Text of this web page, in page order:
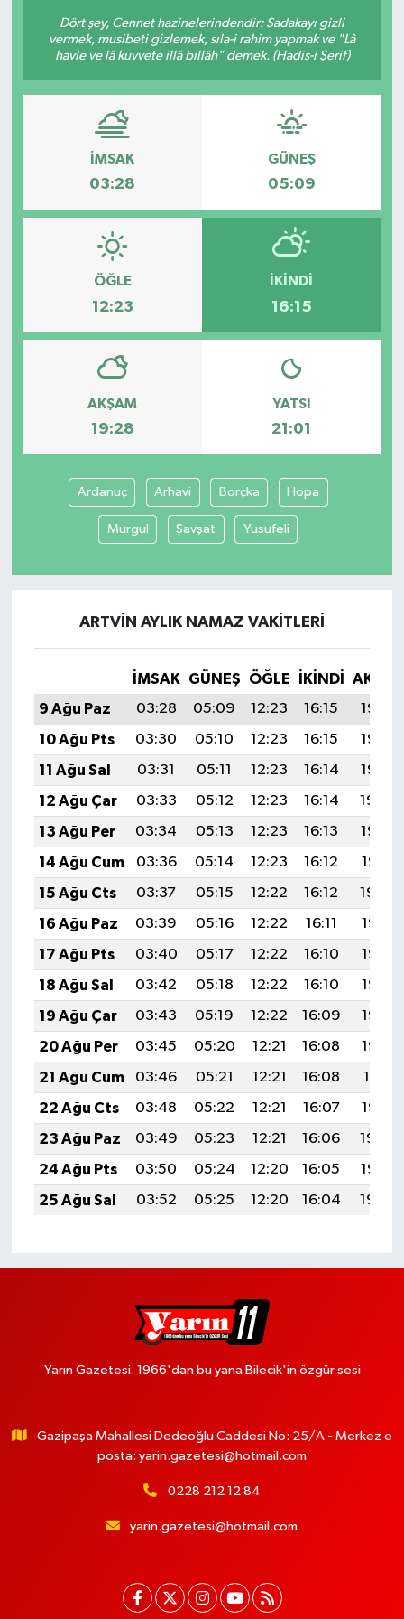
Dört şey, Cennet hazinelerindendir: Sadakayı gizli
vermek, musibeti gizlemek, sıla-i rahim yapmak ve "Lâ
havle ve lâ kuvvete illâ billâh" demek. (Hadis-i Şerif)
İMSAK
03:28
GÜNEŞ
05:09
ÖĞLE
12:23
İKINDI
16:15
AKŞAM
19:28
YATSI
21:01
Ardanuç Arhavi Borçka Hopa
Murgul Şavşat Yusufeli
ARTVIN AYLIK NAMAZ VAKITLERI
İMSAK GÜNEŞ ÖĞLE İKINDI
9 Ağu Paz
03:28 05:09 12:23 16:15
19:28
10 Ağu Pts
03:30 05:10 12:23 16:15
19:27
11 Ağu Sal
03:31 05:11 12:23 16:14
19:25
12 Ağu Çar
03:33 05:12 12:23 16:14
19:24
13 Ağu Per
03:34 05:13 12:23 16:13
19:23
14 Ağu Cum
03:36 05:14 12:23 16:12
19:21
15 Ağu Cts
03:37 05:15 12:22 16:12
19:20
16 Ağu Paz
03:39 05:16 12:22 16:11
19:18
17 Ağu Pts
03:40 05:17 12:22 16:10
19:17
18 Ağu Sal
03:42 05:18 12:22 16:10
19:16
19 Ağu Çar
03:43 05:19 12:22 16:09
19:14
20 Ağu Per
03:45 05:20 12:21 16:08
19:13
21 Ağu Cum
03:46 05:21 12:21 16:08
19:11
22 Ağu Cts
03:48 05:22 12:21 16:07
19:10
23 Ağu Paz
03:49 05:23 12:21 16:06
19:08
24 Ağu Pts
03:50 05:24 12:20 16:05
19:07
25 Ağu Sal
03:52 05:25 12:20 16:04 19:05
Yarın Gazetesi. 1966'dan bu yana Bilecik'in özgür sesi
Gazipaşa Mahallesi Dedeoğlu Caddesi No: 25/A - Merkez e
posta: yarin.gazetesi@hotmail.com
0228 212 12 84
yarin.gazetesi@hotmail.com